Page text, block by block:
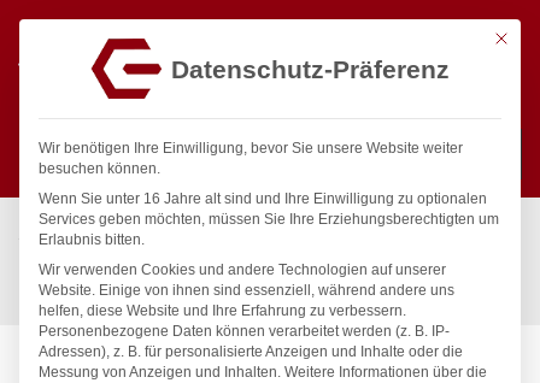
Suchen
Start / Gastronomiebedarf & Gastro Geräte für Profis
Küchenartikel
Eiscreme
Eislöffel Stöckel, Stöckel, 1/30, ø49x120mm
Mit
Datenschutz-Präferenz
Wir benötigen Ihre Einwilligung, bevor Sie unsere Website weiter
besuchen können.
Wenn Sie unter 16 Jahre alt sind und Ihre Einwilligung zu optionalen
Services geben möchten, müssen Sie Ihre Erziehungsberechtigten um
Erlaubnis bitten.
Wir verwenden Cookies und andere Technologien auf unserer
Website. Einige von ihnen sind essenziell, während andere uns
helfen, diese Website und Ihre Erfahrung zu verbessern.
Personenbezogene Daten können verarbeitet werden (z. B. IP-
Adressen), z. B. für personalisierte Anzeigen und Inhalte oder die
Messung von Anzeigen und Inhalten. Weitere Informationen über die